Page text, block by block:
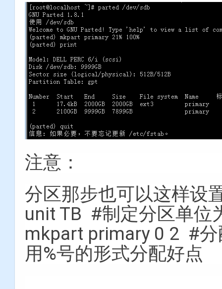
注意：
分区那步也可以这样设
unit TB #制定分区单位
mkpart primary 0 2 #
用%号的形式分配好点